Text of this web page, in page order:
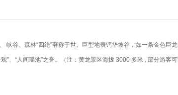
谷、森林“四绝”著称于世。巨型地表钙华坡谷，如一条金色巨
、“人间瑶池”之誉。（注：黄龙景区海拔 3000 多米 , 部分游客